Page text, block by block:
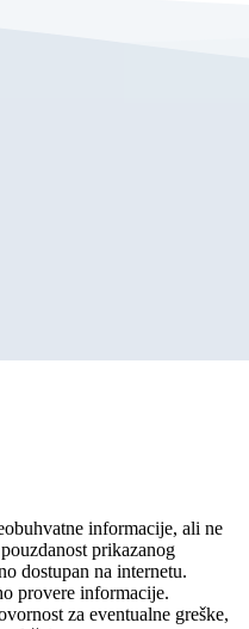
informacije, ali ne
prikazanog
dostupan na internetu.
provere informacije.
za eventualne greške,